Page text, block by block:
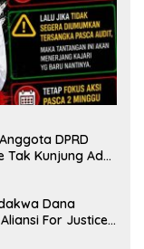
DPRD
Tak Kunjung Ada
Dana
Aliansi For Justice